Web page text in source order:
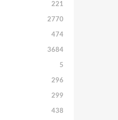
221
2770
474
3684
5
296
299
438